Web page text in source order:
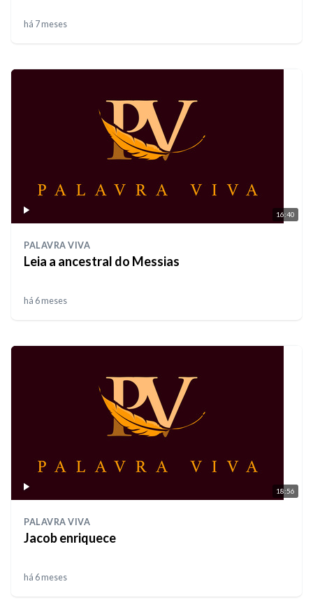
há 7 meses
16:40
PALAVRA VIVA
Leia a ancestral do Messias
há 6 meses
18:56
PALAVRA VIVA
Jacob enriquece
há 6 meses